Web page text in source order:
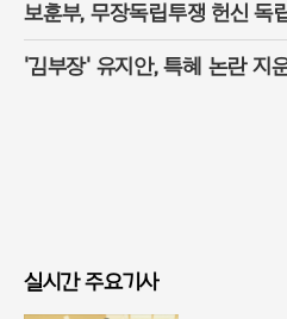
보훈부, 무장독립투쟁 헌신 독
'김부장' 유지안, 특혜 논란 지
실시간 주요기사